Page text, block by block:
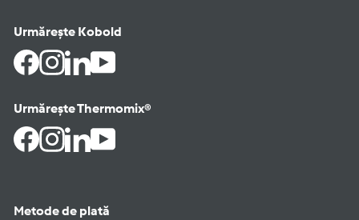
Urmărește Kobold
FacebookInstagram
LinkedInYouTube
Urmărește Thermomix®
FacebookInstagram
LinkedInYouTube
Metode de plată